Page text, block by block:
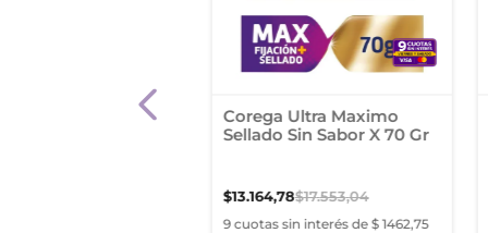
Desodorante
Corega Ultra Maximo
Sellado Sin Sabor X 70 Gr
$13.164,78$17.553,04
9 cuotas sin interés de $ 1462,75